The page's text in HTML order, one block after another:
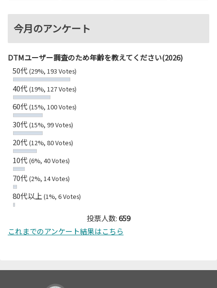
今月のアンケート
DTMユーザー調査のため年齢を教えてください(2026)
50代(29%, 193 Votes)
40代(19%, 127 Votes)
60代(15%, 100 Votes)
30代(15%, 99 Votes)
20代(12%, 80 Votes)
10代(6%, 40 Votes)
70代(2%, 14 Votes)
80代以上 (1%, 6 Votes)
投票人数:659
これまでのアンケート結果はこちら